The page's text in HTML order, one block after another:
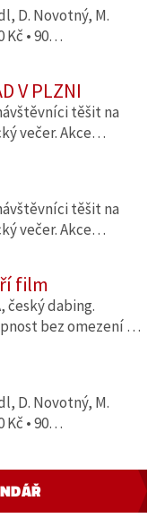
D. Novotný, M.
Kč • 90…
V PLZNI
těšit na
večer. Akce…
těšit na
večer. Akce…
film
český dabing.
bez omezení …
D. Novotný, M.
Kč • 90…